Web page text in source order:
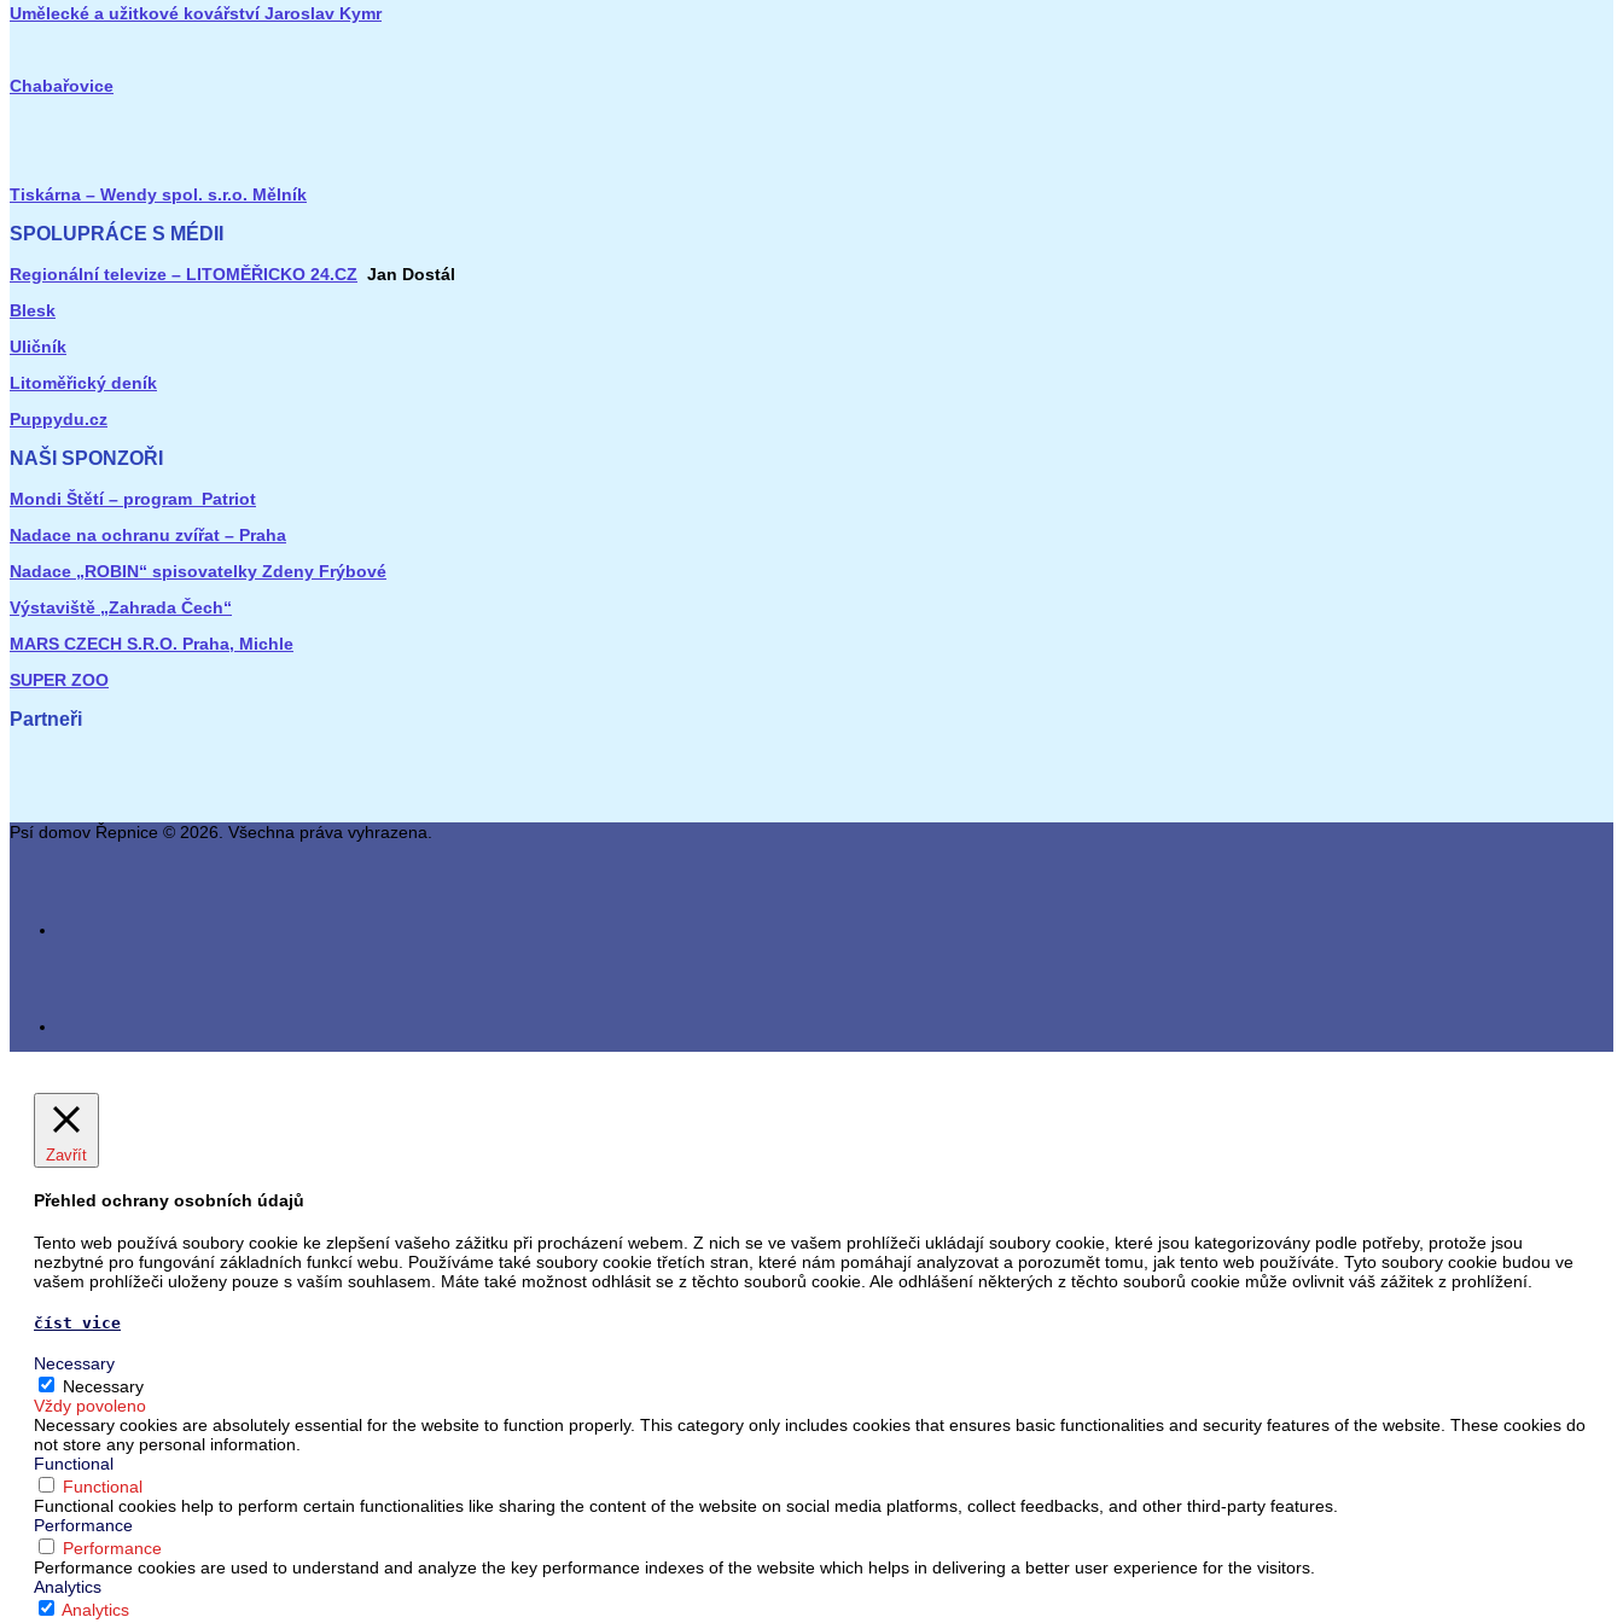
Umělecké a užitkové kovářství Jaroslav Kymr
Chabařovice
Tiskárna – Wendy spol. s.r.o. Mělník
SPOLUPRÁCE S MÉDII
Regionální televize – LITOMĚŘICKO 24.CZ Jan Dostál
Blesk
Uličník
Litoměřický deník
Puppydu.cz
NAŠI SPONZOŘI
Mondi Štětí – program Patriot
Nadace na ochranu zvířat – Praha
Nadace „ROBIN“ spisovatelky Zdeny Frýbové
Výstaviště „Zahrada Čech“
MARS CZECH S.R.O. Praha, Michle
SUPER ZOO
Partneři
Psí domov Řepnice © 2026. Všechna práva vyhrazena.
Zavřít
Přehled ochrany osobních údajů
Tento web používá soubory cookie ke zlepšení vašeho zážitku při procházení webem. Z nich se ve vašem prohlížeči ukládají soubory cookie, které jsou kategorizovány podle potřeby, protože jsou
nezbytné pro fungování základních funkcí webu. Používáme také soubory cookie třetích stran, které nám pomáhají analyzovat a porozumět tomu, jak tento web používáte. Tyto soubory cookie budou ve
vašem prohlížeči uloženy pouze s vaším souhlasem. Máte také možnost odhlásit se z těchto souborů cookie. Ale odhlášení některých z těchto souborů cookie může ovlivnit váš zážitek z prohlížení.
číst vice
Necessary
Necessary
Vždy povoleno
Necessary cookies are absolutely essential for the website to function properly. This category only includes cookies that ensures basic functionalities and security features of the website. These cookies do
not store any personal information.
Functional
Functional
Functional cookies help to perform certain functionalities like sharing the content of the website on social media platforms, collect feedbacks, and other third-party features.
Performance
Performance
Performance cookies are used to understand and analyze the key performance indexes of the website which helps in delivering a better user experience for the visitors.
Analytics
Analytics